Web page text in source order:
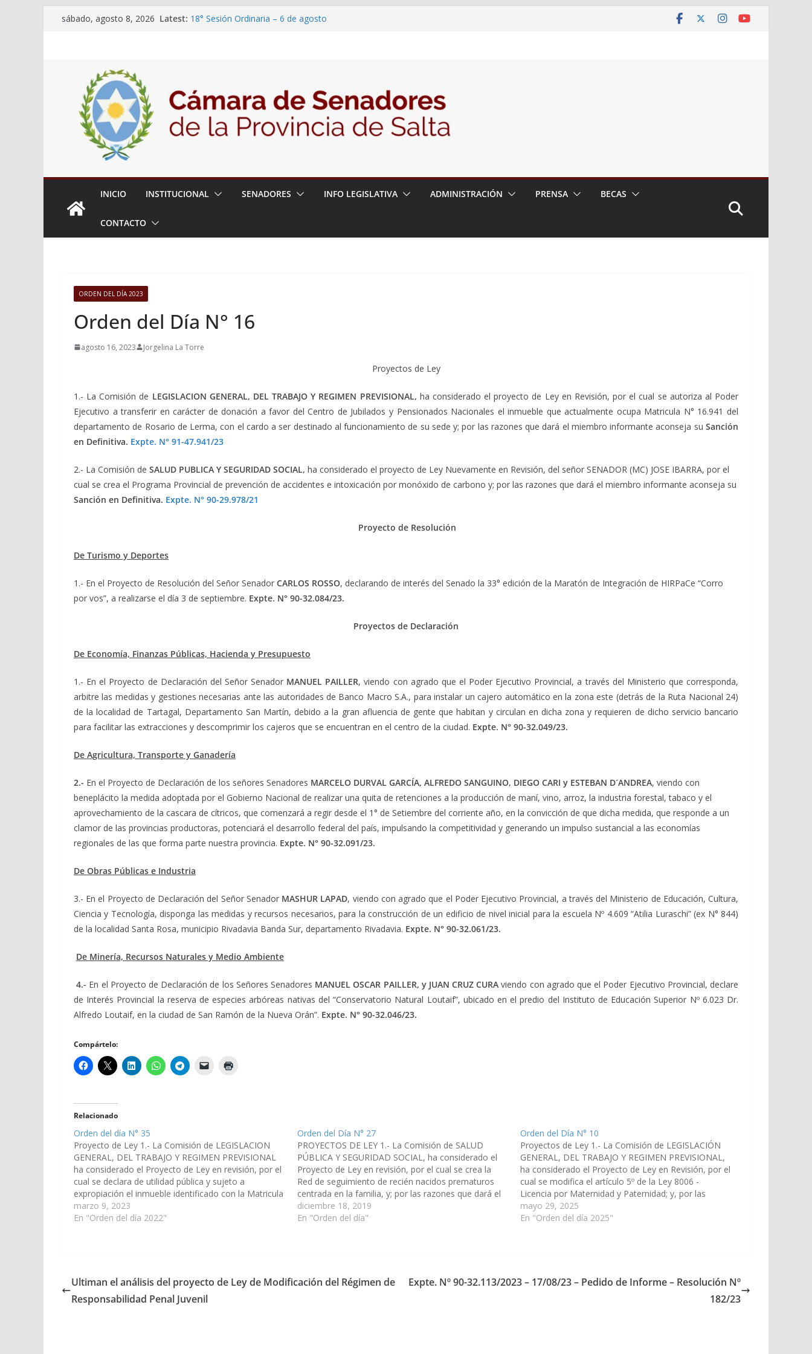
sábado, agosto 8, 2026 Latest: 18° Sesión Ordinaria – 6 de agosto
Expte. Nº 90-34.516/2026 – 06/08/26 – Créase el Ente Salteño
de Protección y Control Vegetal
INICIO INSTITUCIONAL SENADORES INFO LEGISLATIVA ADMINISTRACIÓN PRENSA BECAS
CONTACTO
ORDEN DEL DÍA 2023
Orden del Día N° 16
agosto 16, 2023 Jorgelina La Torre
Proyectos de Ley
1.- La Comisión de LEGISLACION GENERAL, DEL TRABAJO Y REGIMEN PREVISIONAL, ha considerado el proyecto de Ley en Revisión, por el cual se autoriza al Poder
Ejecutivo a transferir en carácter de donación a favor del Centro de Jubilados y Pensionados Nacionales el inmueble que actualmente ocupa Matricula N° 16.941 del
departamento de Rosario de Lerma, con el cardo a ser destinado al funcionamiento de su sede y; por las razones que dará el miembro informante aconseja su Sanción
en Definitiva. Expte. N° 91-47.941/23
2.- La Comisión de SALUD PUBLICA Y SEGURIDAD SOCIAL, ha considerado el proyecto de Ley Nuevamente en Revisión, del señor SENADOR (MC) JOSE IBARRA, por el
cual se crea el Programa Provincial de prevención de accidentes e intoxicación por monóxido de carbono y; por las razones que dará el miembro informante aconseja su
Sanción en Definitiva. Expte. N° 90-29.978/21
Proyecto de Resolución
De Turismo y Deportes
1.- En el Proyecto de Resolución del Señor Senador CARLOS ROSSO, declarando de interés del Senado la 33° edición de la Maratón de Integración de HIRPaCe “Corro
por vos”, a realizarse el día 3 de septiembre. Expte. N° 90-32.084/23.
Proyectos de Declaración
De Economía, Finanzas Públicas, Hacienda y Presupuesto
1.- En el Proyecto de Declaración del Señor Senador MANUEL PAILLER, viendo con agrado que el Poder Ejecutivo Provincial, a través del Ministerio que corresponda,
arbitre las medidas y gestiones necesarias ante las autoridades de Banco Macro S.A., para instalar un cajero automático en la zona este (detrás de la Ruta Nacional 24)
de la localidad de Tartagal, Departamento San Martín, debido a la gran afluencia de gente que habitan y circulan en dicha zona y requieren de dicho servicio bancario
para facilitar las extracciones y descomprimir los cajeros que se encuentran en el centro de la ciudad. Expte. N° 90-32.049/23.
De Agricultura, Transporte y Ganadería
2.- En el Proyecto de Declaración de los señores Senadores MARCELO DURVAL GARCÍA, ALFREDO SANGUINO, DIEGO CARI y ESTEBAN D´ANDREA, viendo con
beneplácito la medida adoptada por el Gobierno Nacional de realizar una quita de retenciones a la producción de maní, vino, arroz, la industria forestal, tabaco y el
aprovechamiento de la cascara de cítricos, que comenzará a regir desde el 1° de Setiembre del corriente año, en la convicción de que dicha medida, que responde a un
clamor de las provincias productoras, potenciará el desarrollo federal del país, impulsando la competitividad y generando un impulso sustancial a las economías
regionales de las que forma parte nuestra provincia. Expte. N° 90-32.091/23.
De Obras Públicas e Industria
3.- En el Proyecto de Declaración del Señor Senador MASHUR LAPAD, viendo con agrado que el Poder Ejecutivo Provincial, a través del Ministerio de Educación, Cultura,
Ciencia y Tecnología, disponga las medidas y recursos necesarios, para la construcción de un edificio de nivel inicial para la escuela Nº 4.609 “Atilia Luraschi” (ex N° 844)
de la localidad Santa Rosa, municipio Rivadavia Banda Sur, departamento Rivadavia. Expte. N° 90-32.061/23.
De Minería, Recursos Naturales y Medio Ambiente
4.- En el Proyecto de Declaración de los Señores Senadores MANUEL OSCAR PAILLER, y JUAN CRUZ CURA viendo con agrado que el Poder Ejecutivo Provincial, declare
de Interés Provincial la reserva de especies arbóreas nativas del “Conservatorio Natural Loutaif”, ubicado en el predio del Instituto de Educación Superior Nº 6.023 Dr.
Alfredo Loutaif, en la ciudad de San Ramón de la Nueva Orán”. Expte. N° 90-32.046/23.
Compártelo:
Relacionado
Orden del día N° 35
Proyecto de Ley 1.- La Comisión de LEGISLACION
GENERAL, DEL TRABAJO Y REGIMEN PREVISIONAL
ha considerado el Proyecto de Ley en revisión, por el
cual se declara de utilidad pública y sujeto a
expropiación el inmueble identificado con la Matricula
N° 107.489, del departamento Capital, con destino a
la apertura…
marzo 9, 2023
En "Orden del día 2022"
Orden del Día N° 27
PROYECTOS DE LEY 1.- La Comisión de SALUD
PÚBLICA Y SEGURIDAD SOCIAL, ha considerado el
Proyecto de Ley en revisión, por el cual se crea la
Red de seguimiento de recién nacidos prematuros
centrada en la familia, y; por las razones que dará el
miembro informante aconseja su aprobación de…
diciembre 18, 2019
En "Orden del día"
Orden del Día N° 10
Proyectos de Ley 1.- La Comisión de LEGISLACIÓN
GENERAL, DEL TRABAJO Y REGIMEN PREVISIONAL,
ha considerado el Proyecto de Ley en Revisión, por el
cual se modifica el artículo 5º de la Ley 8006 -
Licencia por Maternidad y Paternidad; y, por las
razones que dará el Miembro Informante, aconseja…
mayo 29, 2025
En "Orden del día 2025"
Ultiman el análisis del proyecto de Ley de Modificación del Régimen de
Responsabilidad Penal Juvenil
Expte. Nº 90-32.113/2023 – 17/08/23 – Pedido de Informe – Resolución Nº
182/23